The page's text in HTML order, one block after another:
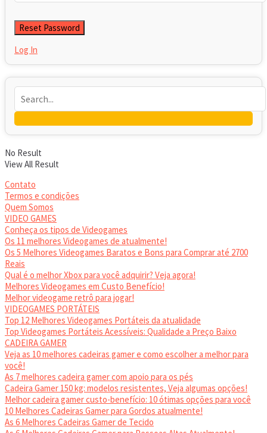
Log In
No Result
View All Result
Contato
Termos e condições
Quem Somos
VIDEO GAMES
Conheça os tipos de Videogames
Os 11 melhores Videogames de atualmente!
Os 5 Melhores Videogames Baratos e Bons para Comprar até 2700
Reais
Qual é o melhor Xbox para você adquirir? Veja agora!
Melhores Videogames em Custo Benefício!
Melhor videogame retrô para jogar!
VIDEOGAMES PORTÁTEIS
Top 12 Melhores Videogames Portáteis da atualidade
Top Videogames Portáteis Acessíveis: Qualidade a Preço Baixo
CADEIRA GAMER
Veja as 10 melhores cadeiras gamer e como escolher a melhor para
você!
As 7 melhores cadeira gamer com apoio para os pés
Cadeira Gamer 150 kg: modelos resistentes, Veja algumas opções!
Melhor cadeira gamer custo-benefício: 10 ótimas opções para você
10 Melhores Cadeiras Gamer para Gordos atualmente!
As 6 Melhores Cadeiras Gamer de Tecido